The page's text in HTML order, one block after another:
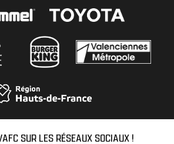
SUR LES RÉSEAUX SOCIAUX !